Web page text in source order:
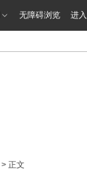
无障碍浏览 进
> 正文